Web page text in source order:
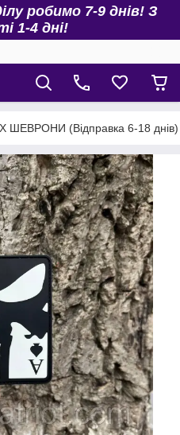
робимо 7-9 днів! З
1-4 дні!
ШЕВРОНИ (Відправка 6-18 днів)